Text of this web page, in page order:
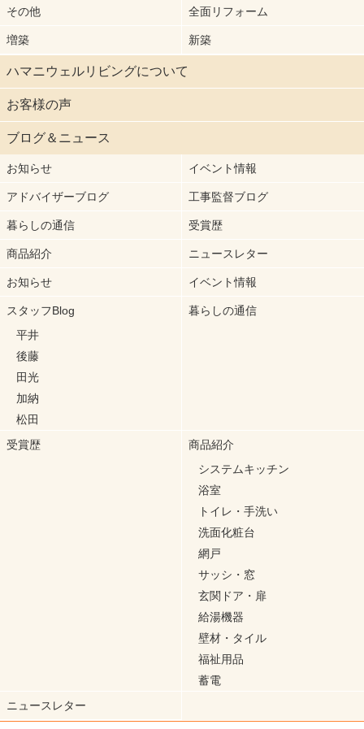
その他 全面リフォーム
増築 新築
ハマニウェルリビングについて
お客様の声
ブログ＆ニュース
お知らせ イベント情報
アドバイザーブログ 工事監督ブログ
暮らしの通信 受賞歴
商品紹介 ニュースレター
お知らせ イベント情報
スタッフBlog
平井
後藤
田光
加納
松田
暮らしの通信
受賞歴
商品紹介
システムキッチン
浴室
トイレ・手洗い
洗面化粧台
網戸
サッシ・窓
玄関ドア・扉
給湯機器
壁材・タイル
福祉用品
蓄電
ニュースレター